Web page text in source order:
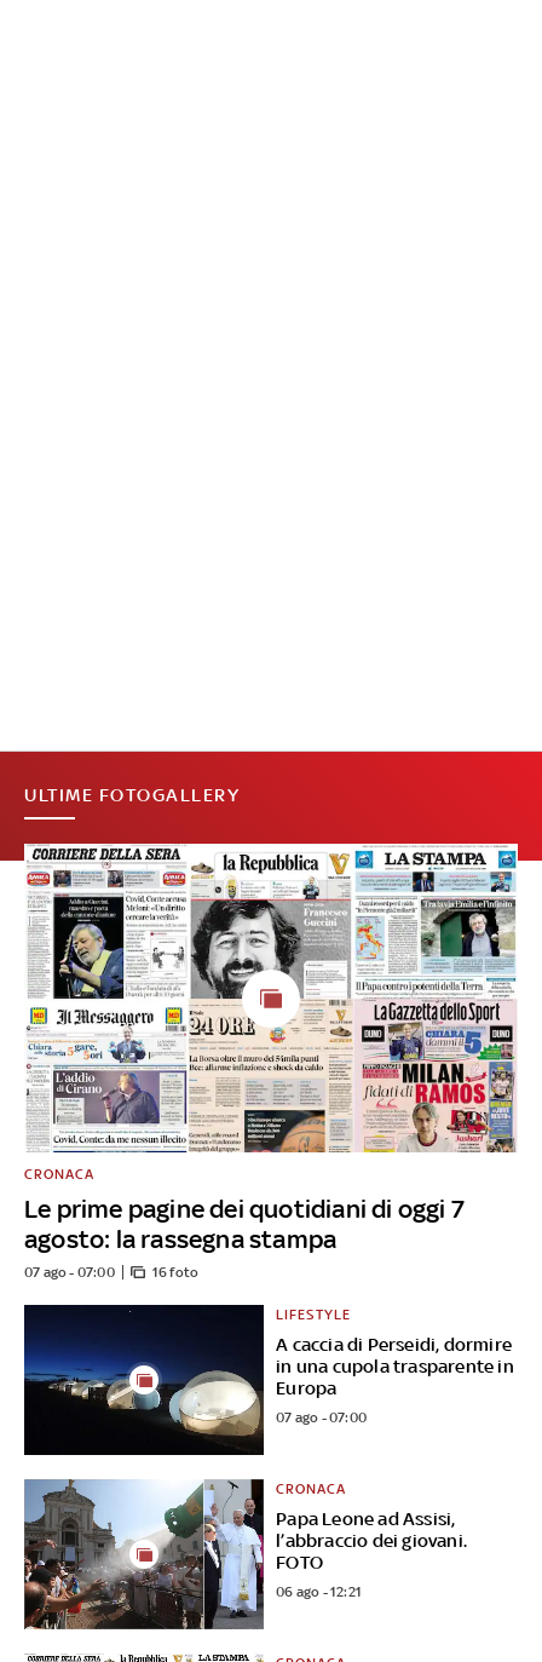
ULTIME FOTOGALLERY
Le prime pagine dei quotidiani di oggi 7
agosto: la rassegna stampa
CRONACA
07 ago - 07:00 16 foto
A caccia di Perseidi, dormire
in una cupola trasparente in
Europa
LIFESTYLE
07 ago - 07:00
Papa Leone ad Assisi,
l’abbraccio dei giovani.
FOTO
CRONACA
06 ago - 12:21